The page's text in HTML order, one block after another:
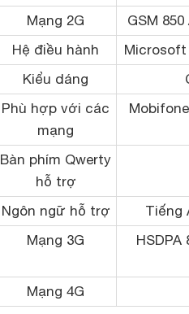
Mạng 2G
GSM
Hệ điều hành
Microsoft
Kiểu dáng
Phù hợp với các
mạng
Bàn phím Qwerty
hỗ trợ
Ngôn ngữ hỗ trợ
Tiếng
Mạng 3G
HSDPA
Mạng 4G